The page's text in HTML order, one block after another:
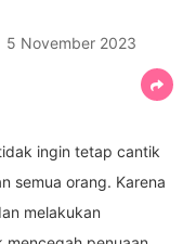
5 November 2023
ingin tetap cantik
semua orang. Karena
melakukan